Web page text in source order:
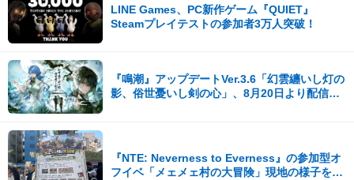
LINE Games、PC新作ゲーム『QUIET』
Steamプレイテストの参加者3万人突破！
『鳴潮』アップデートVer.3.6「幻雲纏いし灯の
影、俗世憂いし剣の心」、8月20日より配信開
『NTE: Neverness to Everness』の参加型オ
フイベ「メェメェ村の大冒険」現地の様子をレ